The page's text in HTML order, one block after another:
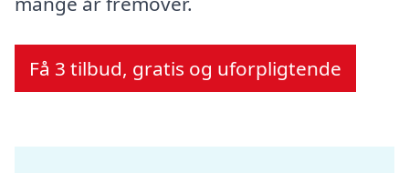
Få 3 tilbud, gratis og uforpligtende